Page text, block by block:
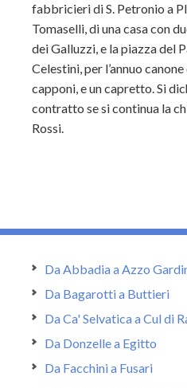
fabbricieri di S. Petronio a
Tomaselli, di una casa con
dei Galluzzi, e la piazza del
Celestini, per l’annuo
capponi, e un capretto. Si
contratto se si continua la
Rossi.
Da Abbadia a Azzo
Da Bagarotti a Buttieri
Da Ca' Selvatica a Cul di
Da Donzelle a Egitto
Da Facchini a Fusari